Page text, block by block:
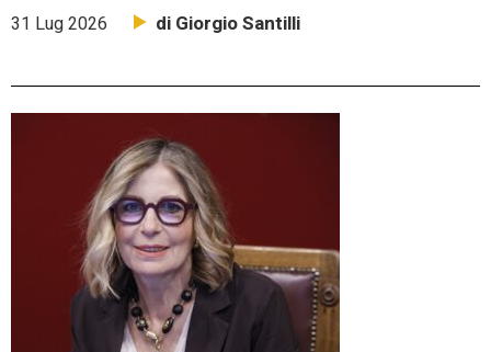
31 Lug 2026 di Giorgio Santilli